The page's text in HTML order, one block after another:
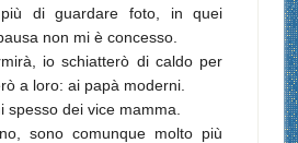
di guardare foto, in quei
non mi è concesso.
io schiatterò di caldo per
a loro: ai papà moderni.
spesso dei vice mamma.
sono comunque molto più